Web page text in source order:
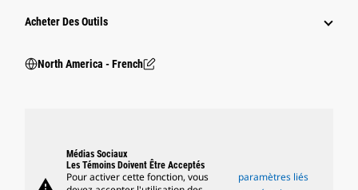
Acheter Des Outils
North America - French
warning
Médias Sociaux
Les Témoins Doivent Être Acceptés
Pour activer cette fonction, vous
paramètres liés